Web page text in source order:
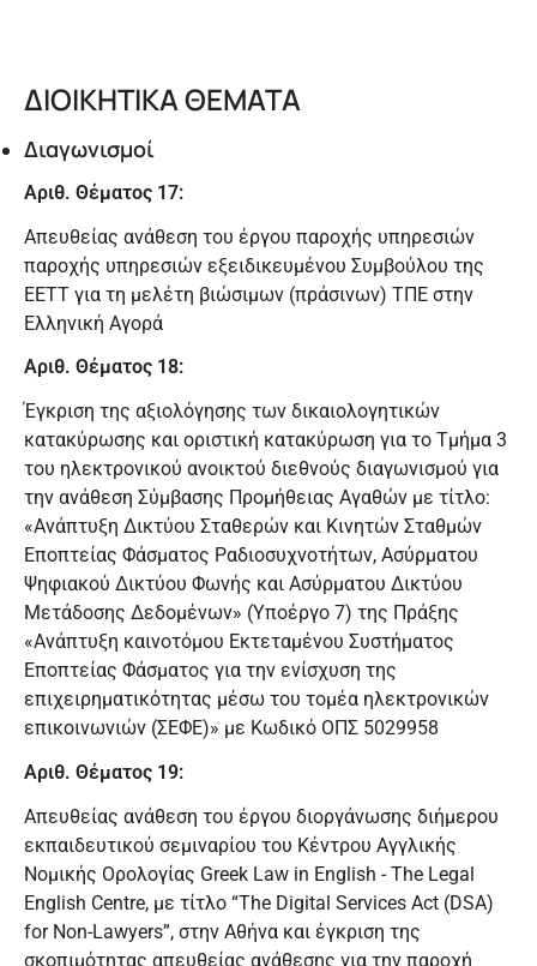
ΔΙΟΙΚΗΤΙΚΑ ΘΕΜΑΤΑ
Διαγωνισμοί
Αριθ. Θέματος 17:
Απευθείας ανάθεση του έργου παροχής υπηρεσιών
παροχής υπηρεσιών εξειδικευμένου Συμβούλου της
ΕΕΤΤ για τη μελέτη βιώσιμων (πράσινων) ΤΠΕ στην
Ελληνική Αγορά
Αριθ. Θέματος 18:
Έγκριση της αξιολόγησης των δικαιολογητικών
κατακύρωσης και οριστική κατακύρωση για το Τμήμα 3
του ηλεκτρονικού ανοικτού διεθνούς διαγωνισμού για
την ανάθεση Σύμβασης Προμήθειας Αγαθών με τίτλο:
«Ανάπτυξη Δικτύου Σταθερών και Κινητών Σταθμών
Εποπτείας Φάσματος Ραδιοσυχνοτήτων, Ασύρματου
Ψηφιακού Δικτύου Φωνής και Ασύρματου Δικτύου
Μετάδοσης Δεδομένων» (Υποέργο 7) της Πράξης
«Ανάπτυξη καινοτόμου Εκτεταμένου Συστήματος
Εποπτείας Φάσματος για την ενίσχυση της
επιχειρηματικότητας μέσω του τομέα ηλεκτρονικών
επικοινωνιών (ΣΕΦΕ)» με Κωδικό ΟΠΣ 5029958
Αριθ. Θέματος 19:
Απευθείας ανάθεση του έργου διοργάνωσης διήμερου
εκπαιδευτικού σεμιναρίου του Κέντρου Αγγλικής
Νομικής Ορολογίας Greek Law in English - The Legal
English Centre, με τίτλο “The Digital Services Act (DSA)
for Non-Lawyers”, στην Αθήνα και έγκριση της
σκοπιμότητας απευθείας ανάθεσης για την παροχή